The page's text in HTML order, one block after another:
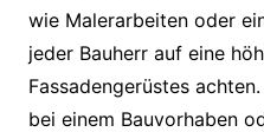
wie Malerarbeiten oder
jeder Bauherr auf eine
Fassadengerüstes
bei einem Bauvorhaben